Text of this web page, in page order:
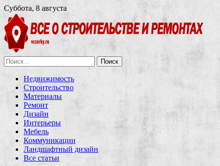
Суббота, 8 августа
Найти:
Недвижимость
Строительство
Материалы
Ремонт
Дизайн
Интерьеры
Мебель
Коммуникации
Ландшафтный дизайн
Все статьи